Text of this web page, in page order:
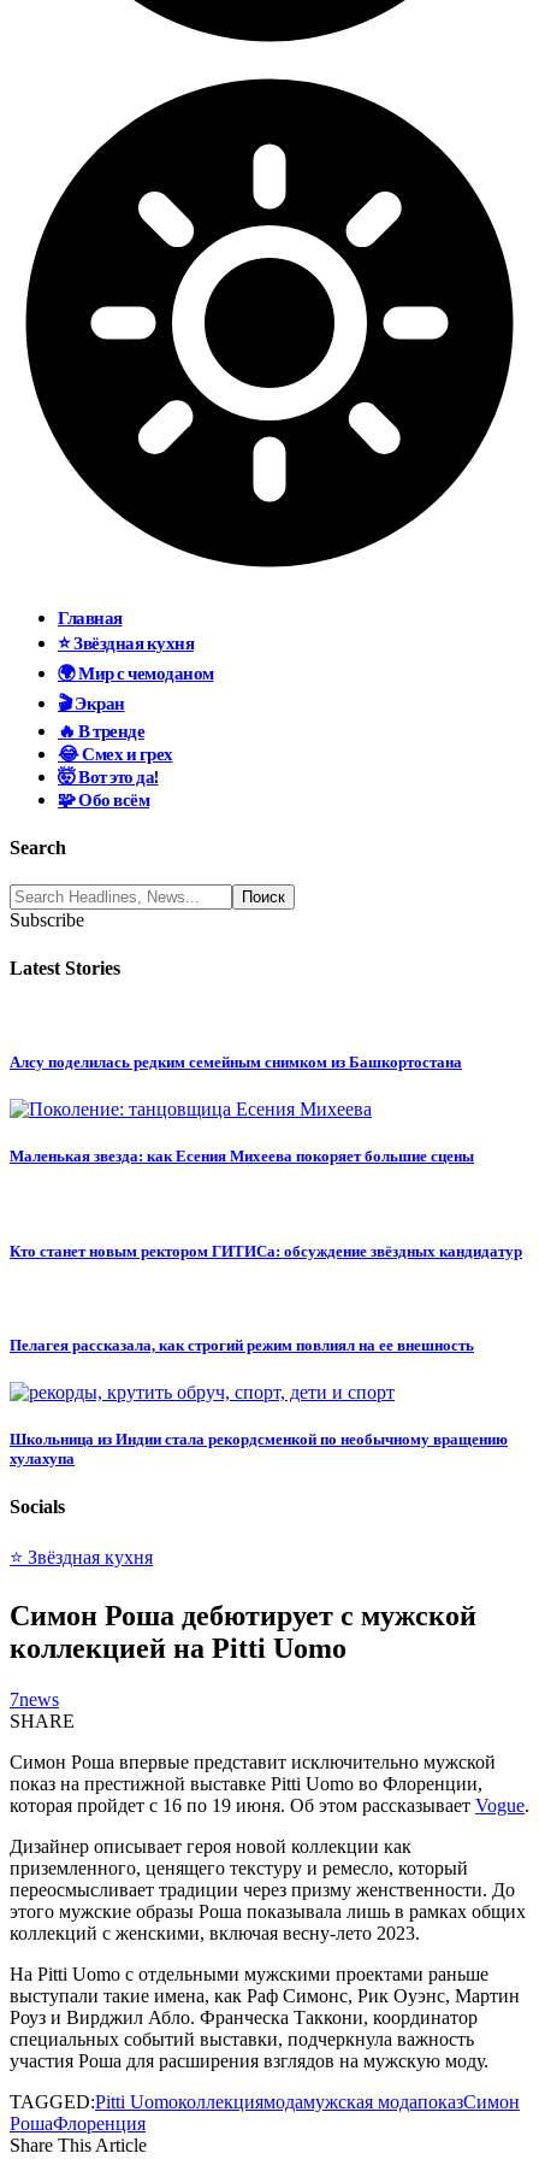
Главная
⭐ Звёздная кухня
🌍 Мир с чемоданом
🎬 Экран
🔥 В тренде
😂 Смех и грех
🤯 Вот это да!
🧩 Обо всём
Search
Subscribe
Latest Stories
Алсу поделилась редким семейным снимком из Башкортостана
Маленькая звезда: как Есения Михеева покоряет большие сцены
Кто станет новым ректором ГИТИСа: обсуждение звёздных кандидатур
Пелагея рассказала, как строгий режим повлиял на ее внешность
Школьница из Индии стала рекордсменкой по необычному вращению
хулахупа
Socials
⭐ Звёздная кухня
Симон Роша дебютирует с мужской
коллекцией на Pitti Uomo
7news
SHARE
Симон Роша впервые представит исключительно мужской
показ на престижной выставке Pitti Uomo во Флоренции,
которая пройдет с 16 по 19 июня. Об этом рассказывает Vogue.
Дизайнер описывает героя новой коллекции как
приземленного, ценящего текстуру и ремесло, который
переосмысливает традиции через призму женственности. До
этого мужские образы Роша показывала лишь в рамках общих
коллекций с женскими, включая весну-лето 2023.
На Pitti Uomo с отдельными мужскими проектами раньше
выступали такие имена, как Раф Симонс, Рик Оуэнс, Мартин
Роуз и Вирджил Абло. Франческа Таккони, координатор
специальных событий выставки, подчеркнула важность
участия Роша для расширения взглядов на мужскую моду.
TAGGED:Pitti Uomoколлекциямодамужская модапоказСимон
РошаФлоренция
Share This Article